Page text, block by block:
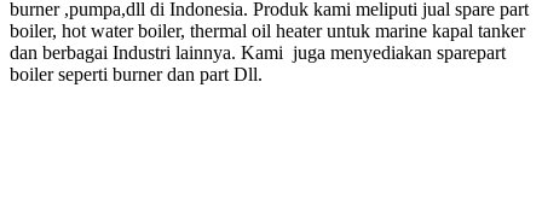
burner ,pumpa,dll di Indonesia. Produk kami meliputi jual spare part
boiler, hot water boiler, thermal oil heater untuk marine kapal tanker
dan berbagai Industri lainnya. Kami juga menyediakan sparepart
boiler seperti burner dan part Dll.